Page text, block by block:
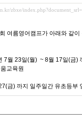
zbxe/
여름영어캠프가 아래와 같이
7월 23일(월) ~ 8월 17일(금)
교육원
금) 까지 일주일간 유초등부